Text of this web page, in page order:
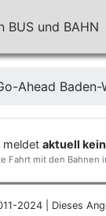
BUS und BAHN
Ahead
meldet aktuell
Fahrt mit den Bahnen
2024 | Dieses